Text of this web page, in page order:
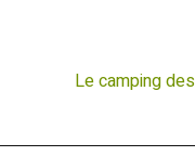
Le camping